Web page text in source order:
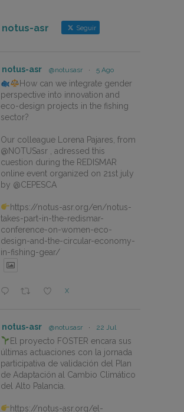
notus-asr Seguir
notus-asr @notusasr · 5 Ago
How can we integrate gender
perspective into innovation and
eco-design projects in the fishing
sector?
Our colleague Lorena Pajares, from
@NOTUSasr , adressed this
cuestion during the REDISMAR
online event organized on 21st july
by @CEPESCA
https://notus-asr.org/en/notus-
takes-part-in-the-redismar-
conference-on-women-eco-
design-and-the-circular-economy-
in-fishing-gear/
X
notus-asr @notusasr · 22 Jul
El proyecto FOSTER encara sus
últimas actuaciones con la jornada
participativa de validación del Plan
de Adaptación al Cambio Climático
del Alto Palancia.
https://notus-asr.org/el-